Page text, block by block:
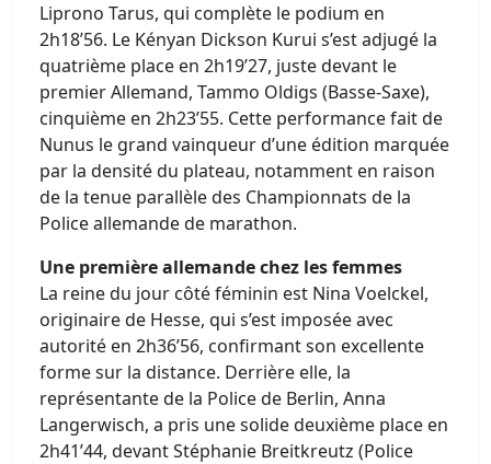
Liprono Tarus, qui complète le podium en
2h18’56. Le Kényan Dickson Kurui s’est adjugé la
quatrième place en 2h19’27, juste devant le
premier Allemand, Tammo Oldigs (Basse-Saxe),
cinquième en 2h23’55. Cette performance fait de
Nunus le grand vainqueur d’une édition marquée
par la densité du plateau, notamment en raison
de la tenue parallèle des Championnats de la
Police allemande de marathon.
Une première allemande chez les femmes
La reine du jour côté féminin est Nina Voelckel,
originaire de Hesse, qui s’est imposée avec
autorité en 2h36’56, confirmant son excellente
forme sur la distance. Derrière elle, la
représentante de la Police de Berlin, Anna
Langerwisch, a pris une solide deuxième place en
2h41’44, devant Stéphanie Breitkreutz (Police